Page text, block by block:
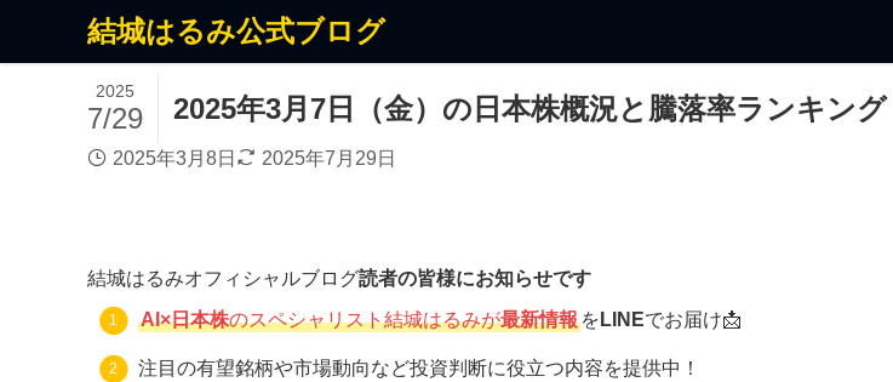
結城はるみ公式ブログ
2025年3月7日（金）の日本株概況と騰落率ランキング
2025
7/29
2025年3月8日 2025年7月29日
結城はるみオフィシャルブログ読者の皆様にお知らせです
AI×日本株のスペシャリスト結城はるみが最新情報 を LINEでお届け📩
注目の有望銘柄や市場動向など投資判断に役立つ内容を提供中！